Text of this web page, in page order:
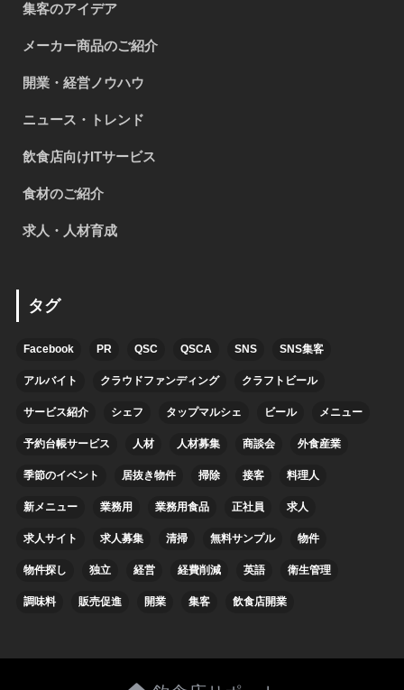
集客のアイデア
メーカー商品のご紹介
開業・経営ノウハウ
ニュース・トレンド
飲食店向けITサービス
食材のご紹介
求人・人材育成
タグ
Facebook PR QSC QSCA SNS SNS集客
アルバイト クラウドファンディング クラフトビール
サービス紹介 シェフ タップマルシェ ビール メニュー
予約台帳サービス 人材 人材募集 商談会 外食産業
季節のイベント 居抜き物件 掃除 接客 料理人
新メニュー 業務用 業務用食品 正社員 求人
求人サイト 求人募集 清掃 無料サンプル 物件
物件探し 独立 経営 経費削減 英語 衛生管理
調味料 販売促進 開業 集客 飲食店開業